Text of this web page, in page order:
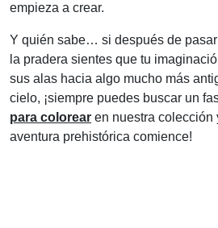
empieza a crear.
Y quién sabe… si después de
la pradera sientes que tu
sus alas hacia algo mucho más
cielo, ¡siempre puedes buscar un
para colorear en nuestra colección
aventura prehistórica comience!